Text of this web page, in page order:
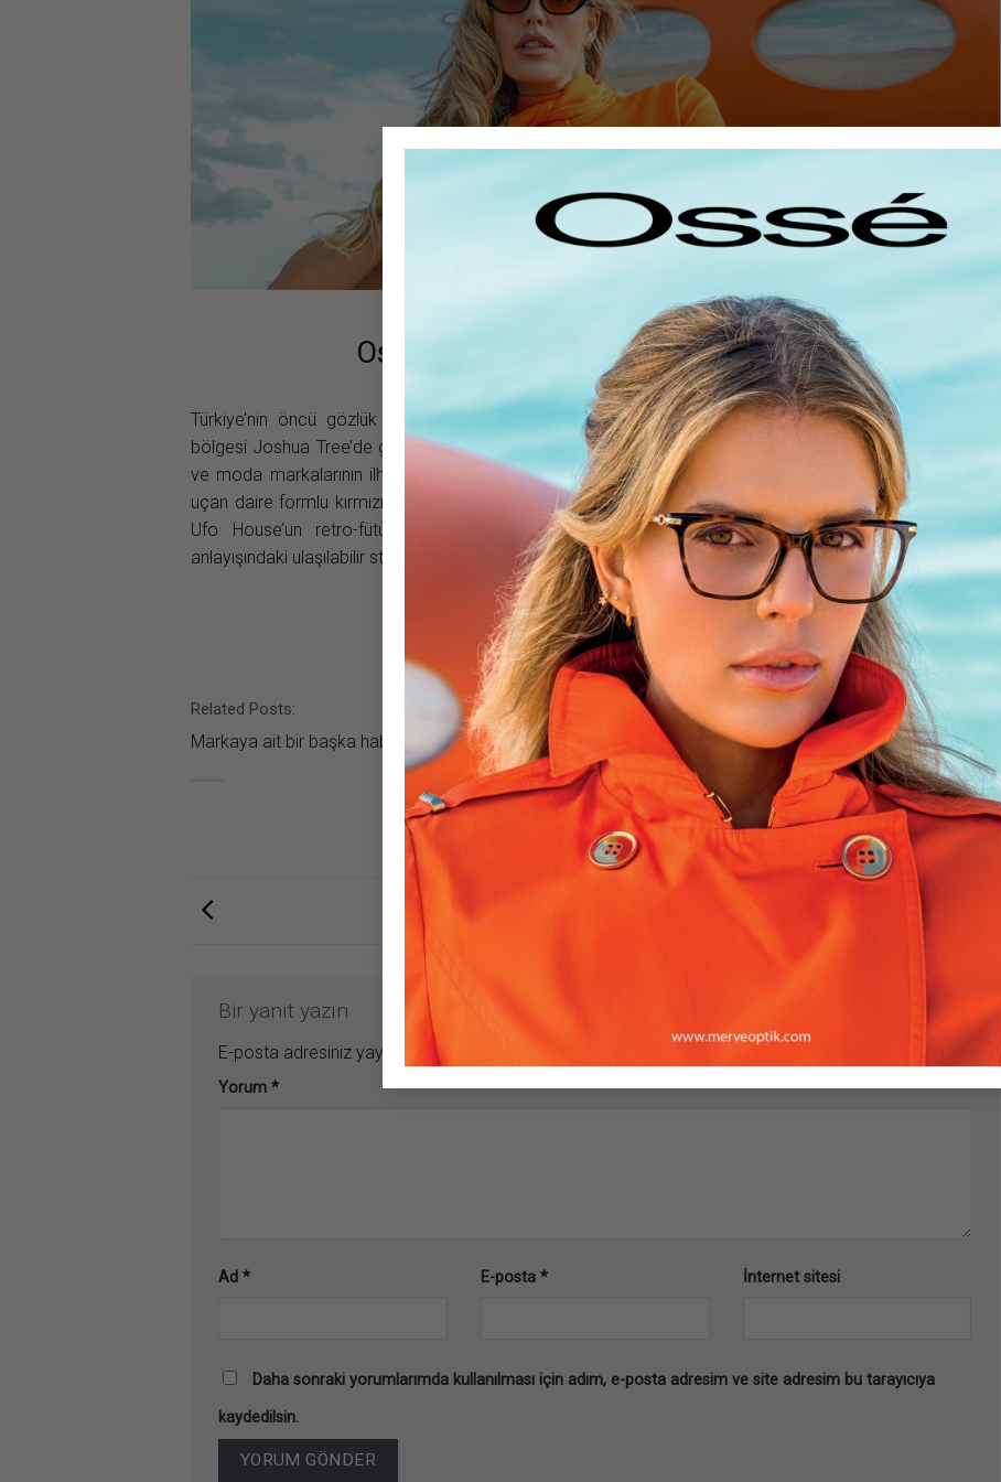
Osse’den Zamansız Moda Yolculuğu
Türkiye’nin öncü gözlük markası Osse, yeni sezon kampanyasının çekimlerini Amerika’nın ikonik çöl
bölgesi Joshua Tree’de gerçekleştirdi. Büyülü bir atmosfere sahip olan bölge; sanatçıların, müzisyenlerin
ve moda markalarının ilham kaynağı oluyor. Osse çekim için Joshua Tree’de mimarisiyle dikkat çeken
uçan daire formlu kırmızı Ufo House’u seçti. Kampanya konsepti; çölün doğal, dokunulmamış yalınlığı ile
Ufo House’un retro-fütüristik mimarisi arasında karşıtlık ilişki kuruyor. Böylece Osse’nin tasarım
anlayışındaki ulaşılabilir stil ve modern yenilik dengesini çarpıcı şekilde ortaya koyuyor.
Ocak 2026
Related Posts:
Markaya ait bir başka haber bulunamadı
Bir yanıt yazın
E-posta adresiniz yayınlanmayacak. ile işaretlenmişlerdir
Yorum *
Ad * E-posta * İnternet sitesi
Daha sonraki yorumlarımda kullanılması için adım, e-posta adresim ve site adresim bu tarayıcıya
kaydedilsin.